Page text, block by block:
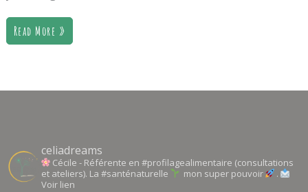
Read More »
celiadreams
Cécile - Référente en #profilagealimentaire (consultations
et ateliers). La #santénaturelle
mon super pouvoir
.
Voir lien